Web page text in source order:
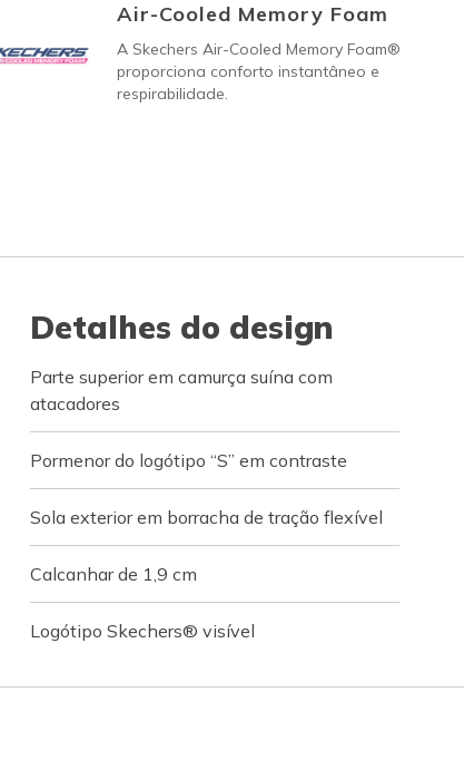
Air-Cooled Memory Foam
A Skechers Air-Cooled Memory Foam®
proporciona conforto instantâneo e
respirabilidade.
Detalhes do design
Parte superior em camurça suína com
atacadores
Pormenor do logótipo “S” em contraste
Sola exterior em borracha de tração flexível
Calcanhar de 1,9 cm
Logótipo Skechers® visível